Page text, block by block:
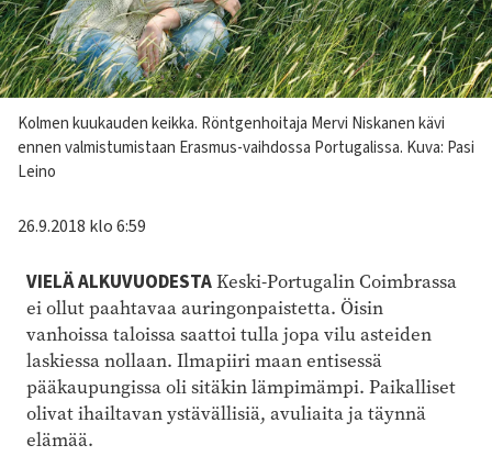
Kuvateksti
Kolmen kuukauden keikka. Röntgenhoitaja Mervi Niskanen kävi
ennen valmistumistaan Erasmus-vaihdossa Portugalissa. Kuva: Pasi
Leino
26.9.2018 klo 6:59
VIELÄ ALKUVUODESTAKeski-Portugalin Coimbrassa
ei ollut paahtavaa auringonpaistetta. Öisin
vanhoissa taloissa saattoi tulla jopa vilu asteiden
laskiessa nollaan. Ilmapiiri maan entisessä
pääkaupungissa oli sitäkin lämpimämpi. Paikalliset
olivat ihailtavan ystävällisiä, avuliaita ja täynnä
elämää.